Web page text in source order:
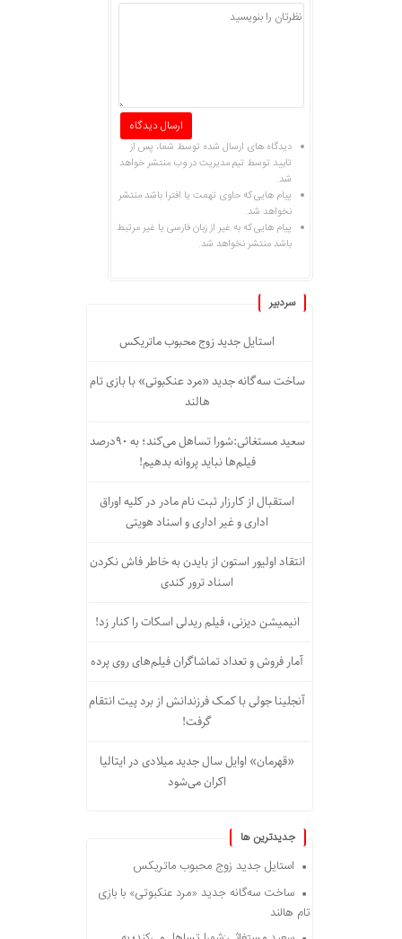
دیدگاه های ارسال شده توسط شما، پس از
تایید توسط تیم مدیریت در وب منتشر خواهد
شد.
پیام هایی که حاوی تهمت یا افترا باشد منتشر
نخواهد شد.
پیام هایی که به غیر از زبان فارسی یا غیر مرتبط
باشد منتشر نخواهد شد.
سردبیر
استایل جدید زوج محبوب ماتریکس
ساخت سه‌گانه جدید «مرد عنکبوتی» با بازی تام
هالند
سعید مستغاثی:شورا تساهل می‌کند؛ به ۹۰درصد
فیلم‌ها نباید پروانه بدهیم!
استقبال از کارزار ثبت نام مادر در کلیه اوراق
اداری و غیر اداری و اسناد هویتی
انتقاد اولیور استون از بایدن به خاطر فاش نکردن
اسناد ترور کندی
انیمیشن دیزنی، فیلم ریدلی اسکات را کنار زد!
آمار فروش و تعداد تماشاگران فیلم‌های روی پرده
آنجلینا جولی با کمک فرزندانش از برد پیت انتقام
گرفت!
«قهرمان» اوایل سال جدید میلادی در ایتالیا
اکران می‌شود
جديدترين ها
استایل جدید زوج محبوب ماتریکس
ساخت سه‌گانه جدید «مرد عنکبوتی» با بازی
تام هالند